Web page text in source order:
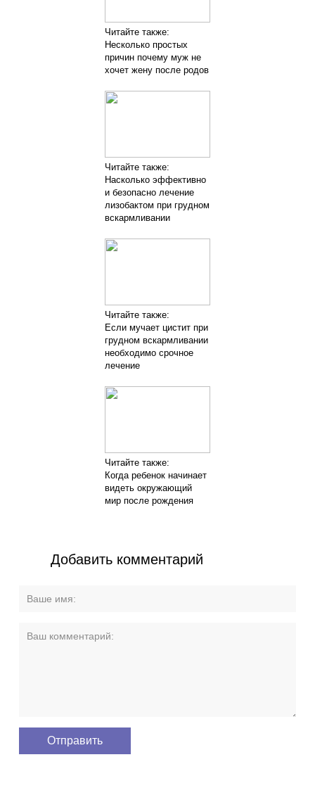
Читайте также:
Несколько простых
причин почему муж не
хочет жену после родов
Читайте также:
Насколько эффективно
и безопасно лечение
лизобактом при грудном
вскармливании
Читайте также:
Если мучает цистит при
грудном вскармливании
необходимо срочное
лечение
Читайте также:
Когда ребенок начинает
видеть окружающий
мир после рождения
Добавить комментарий